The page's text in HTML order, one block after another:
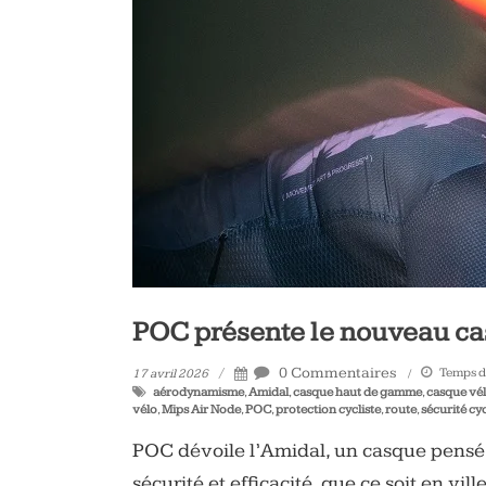
POC présente le nouveau
17 avril 2026 0 Commentaires Temps
aérodynamisme,Amidal,casque haut de gamme,casque
vélo,Mips Air Node,POC,protection cycliste,route,sécurité
POC dévoile l’Amidal, un casque